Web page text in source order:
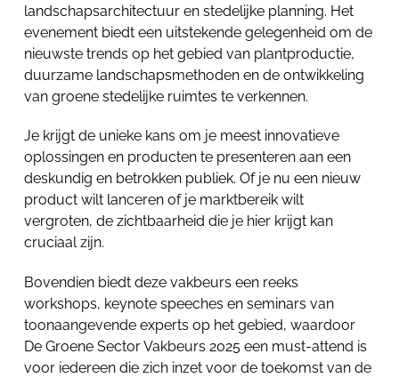
landschapsarchitectuur en stedelijke planning. Het
evenement biedt een uitstekende gelegenheid om de
nieuwste trends op het gebied van plantproductie,
duurzame landschapsmethoden en de ontwikkeling
van groene stedelijke ruimtes te verkennen.
Je krijgt de unieke kans om je meest innovatieve
oplossingen en producten te presenteren aan een
deskundig en betrokken publiek. Of je nu een nieuw
product wilt lanceren of je marktbereik wilt
vergroten, de zichtbaarheid die je hier krijgt kan
cruciaal zijn.
Bovendien biedt deze vakbeurs een reeks
workshops, keynote speeches en seminars van
toonaangevende experts op het gebied, waardoor
De Groene Sector Vakbeurs 2025 een must-attend is
voor iedereen die zich inzet voor de toekomst van de